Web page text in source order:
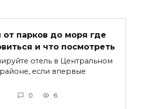
от парков до моря где
и что посмотреть
отель в Центральном
районе, если впервые
0 6